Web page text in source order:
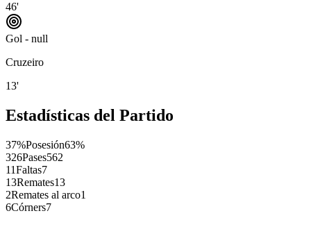
46'
Gol - null
Cruzeiro
13'
Estadísticas del Partido
37%Posesión63%
326Pases562
11Faltas7
13Remates13
2Remates al arco1
6Córners7